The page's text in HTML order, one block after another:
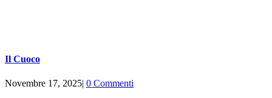
Il Cuoco
Novembre 17, 2025| 0 Commenti